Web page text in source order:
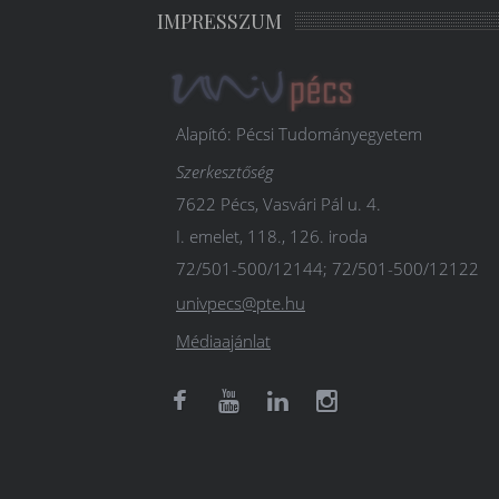
IMPRESSZUM
Alapító: Pécsi Tudományegyetem
Szerkesztőség
7622 Pécs, Vasvári Pál u. 4.
I. emelet, 118., 126. iroda
72/501-500/12144; 72/501-500/12122
univpecs@pte.hu
Médiaajánlat